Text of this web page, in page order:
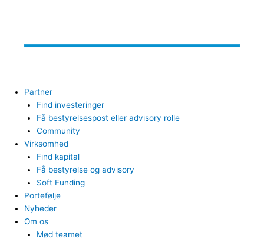
Partner
Find investeringer
Få bestyrelsespost eller advisory rolle
Community
Virksomhed
Find kapital
Få bestyrelse og advisory
Soft Funding
Portefølje
Nyheder
Om os
Mød teamet